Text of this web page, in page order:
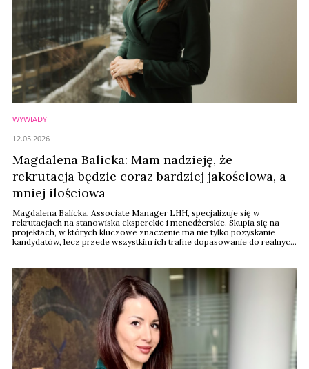
WYWIADY
Magdalena Balicka: Mam nadzieję, że
rekrutacja będzie coraz bardziej jakościowa, a
mniej ilościowa
Magdalena Balicka, Associate Manager LHH, specjalizuje się w
rekrutacjach na stanowiska eksperckie i menedżerskie. Skupia się na
projektach, w których kluczowe znaczenie ma nie tylko pozyskanie
kandydatów, lecz przede wszystkim ich trafne dopasowanie do realnych
wyjaśnia nam m.in. to, dlaczego firmy nie domykają ...
12.05.2026